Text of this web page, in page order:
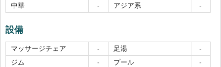
中華 - アジア系 -
設備
マッサージチェア - 足湯
-
ジム
- プール
-